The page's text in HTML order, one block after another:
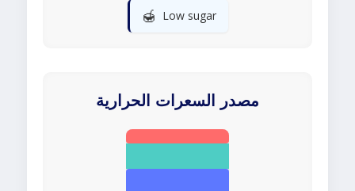
🍯 Low sugar
مصدر السعرات الحرارية